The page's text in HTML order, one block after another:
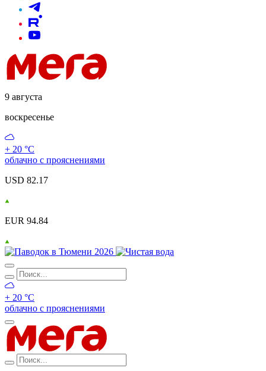
9 августа
воскресенье
+ 20 °С
облачно с прояснениями
USD 82.17
EUR 94.84
+ 20 °С
облачно с прояснениями